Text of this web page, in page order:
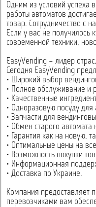
Одним из условий успеха
работы автоматов
товар. Сотрудничество с
Если у вас не получилось
современной техники,
EasyVending – лидер
Сегодня EasyVending
• Широкий выбор
• Полное обслуживание и
• Качественные
• Одноразовую посуду для
• Запчасти для
• Обмен старого
• Гарантия как на новую,
• Оптимальные цены на
• Возможность покупки
• Информационная
• Доставка по Украине.
Компания предоставляет
перевозчиками вам